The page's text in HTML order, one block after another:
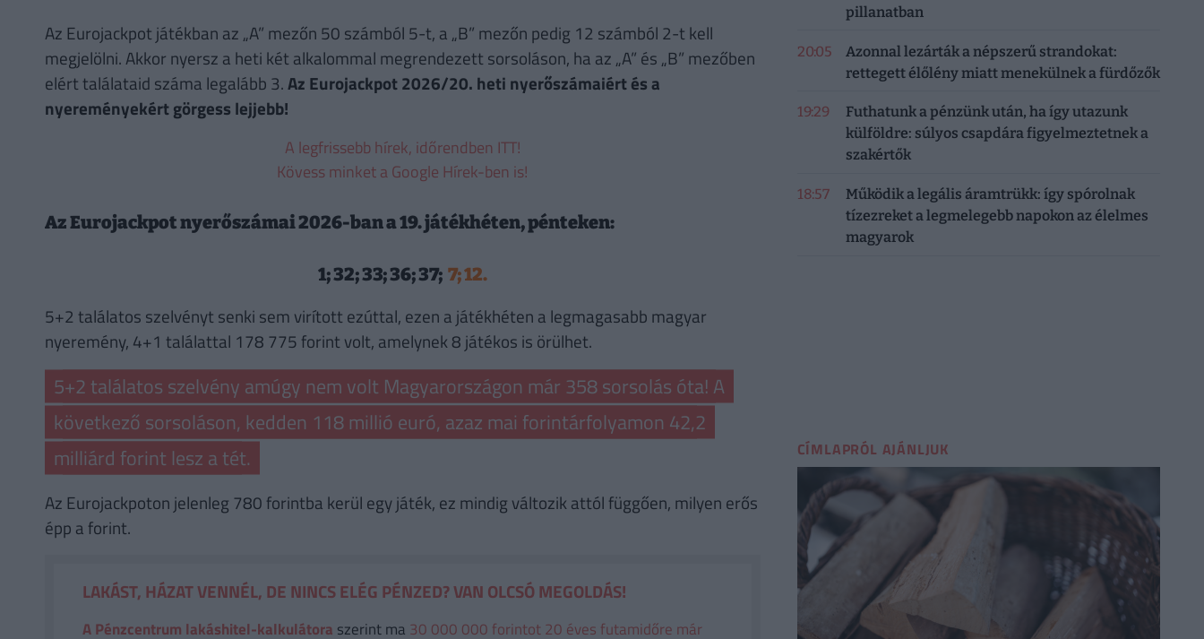
Az Eurojackpot játékban az „A” mezőn 50 számból 5-t, a „B” mezőn pedig 12 számból 2-t kell
megjelölni. Akkor nyersz a heti két alkalommal megrendezett sorsoláson, ha az „A” és „B” mezőben
elért találataid száma legalább 3.Az Eurojackpot 2026/20. heti nyerőszámaiért és a
nyereményekért görgess lejjebb!
A legfrissebb hírek, időrendben ITT!
Kövess minket a Google Hírek-ben is!
Az Eurojackpot nyerőszámai 2026-ban a 19. játékhéten, pénteken:
1; 32; 33; 36; 37; 7; 12.
5+2 találatos szelvényt senki sem virított ezúttal, ezen a játékhéten a legmagasabb magyar
nyeremény, 4+1 találattal 178 775 forint volt, amelynek 8 játékos is örülhet.
5+2 találatos szelvény amúgy nem volt Magyarországon már 358 sorsolás óta! A
következő sorsoláson, kedden 118 millió euró, azaz mai forintárfolyamon 42,2
milliárd forint lesz a tét.
Az Eurojackpoton jelenleg 780 forintba kerül egy játék, ez mindig változik attól függően, milyen erős
épp a forint.
LAKÁST, HÁZAT VENNÉL, DE NINCS ELÉG PÉNZED? VAN OLCSÓ MEGOLDÁS!
A Pénzcentrum lakáshitel-kalkulátora szerint ma 30 000 000 forintot 20 éves futamidőre már
pillanatban
20:05
Azonnal lezárták a népszerű strandokat:
rettegett élőlény miatt menekülnek a fürdőzők
19:29
Futhatunk a pénzünk után, ha így utazunk
külföldre: súlyos csapdára figyelmeztetnek a
szakértők
18:57
Működik a legális áramtrükk: így spórolnak
tízezreket a legmelegebb napokon az élelmes
magyarok
CÍMLAPRÓL AJÁNLJUK